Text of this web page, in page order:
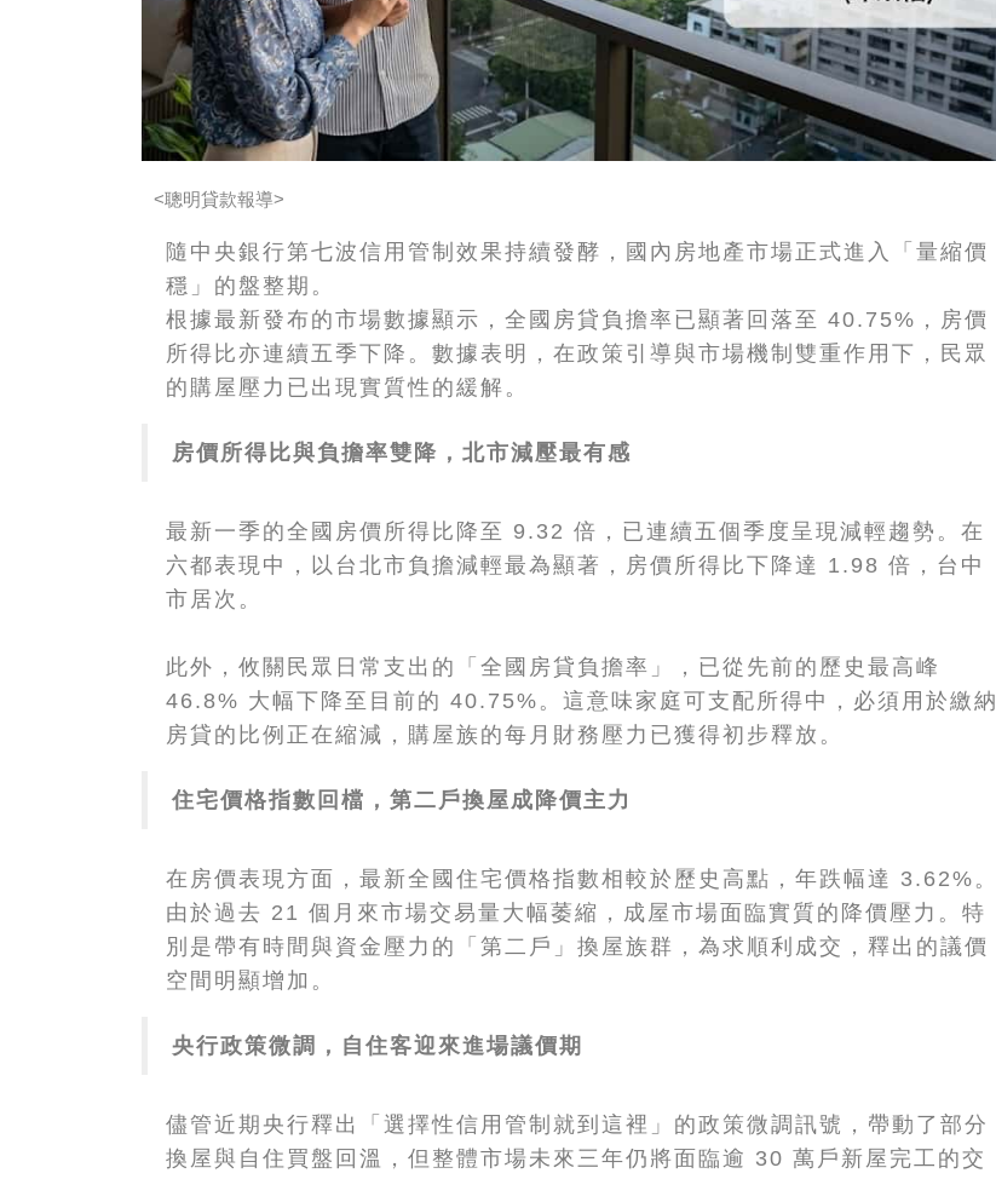
<聰明貸款報導>
隨中央銀行第七波信用管制效果持續發酵，國內房地產市場正式進入「量縮價
穩」的盤整期。
根據最新發布的市場數據顯示，全國房貸負擔率已顯著回落至 40.75%，房價
所得比亦連續五季下降。數據表明，在政策引導與市場機制雙重作用下，民眾
的購屋壓力已出現實質性的緩解。
房價所得比與負擔率雙降，北市減壓最有感
最新一季的全國房價所得比降至 9.32 倍，已連續五個季度呈現減輕趨勢。在
六都表現中，以台北市負擔減輕最為顯著，房價所得比下降達 1.98 倍，台中
市居次。
此外，攸關民眾日常支出的「全國房貸負擔率」，已從先前的歷史最高峰
46.8% 大幅下降至目前的 40.75%。這意味家庭可支配所得中，必須用於繳納
房貸的比例正在縮減，購屋族的每月財務壓力已獲得初步釋放。
住宅價格指數回檔，第二戶換屋成降價主力
在房價表現方面，最新全國住宅價格指數相較於歷史高點，年跌幅達 3.62%。
由於過去 21 個月來市場交易量大幅萎縮，成屋市場面臨實質的降價壓力。特
別是帶有時間與資金壓力的「第二戶」換屋族群，為求順利成交，釋出的議價
空間明顯增加。
央行政策微調，自住客迎來進場議價期
儘管近期央行釋出「選擇性信用管制就到這裡」的政策微調訊號，帶動了部分
換屋與自住買盤回溫，但整體市場未來三年仍將面臨逾 30 萬戶新屋完工的交